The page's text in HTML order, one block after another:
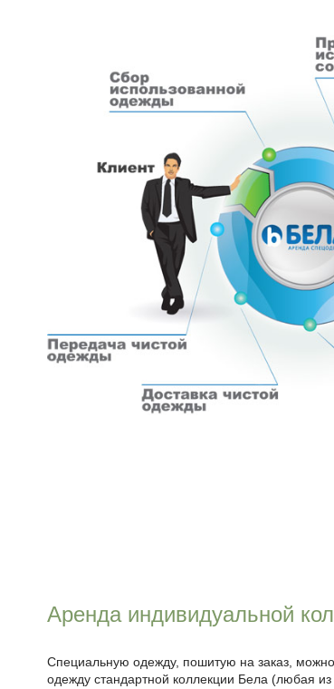
Аренда индивидуальной
Специальную одежду, пошитую на заказ, можно
одежду стандартной коллекции Бела (любая